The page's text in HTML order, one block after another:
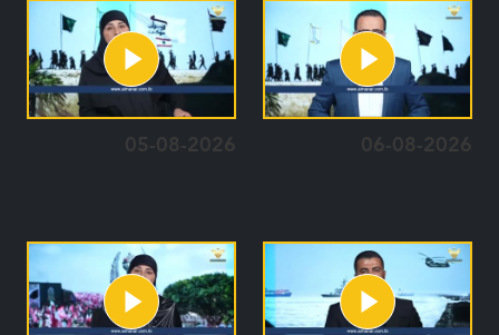
06-08-2026
05-08-2026